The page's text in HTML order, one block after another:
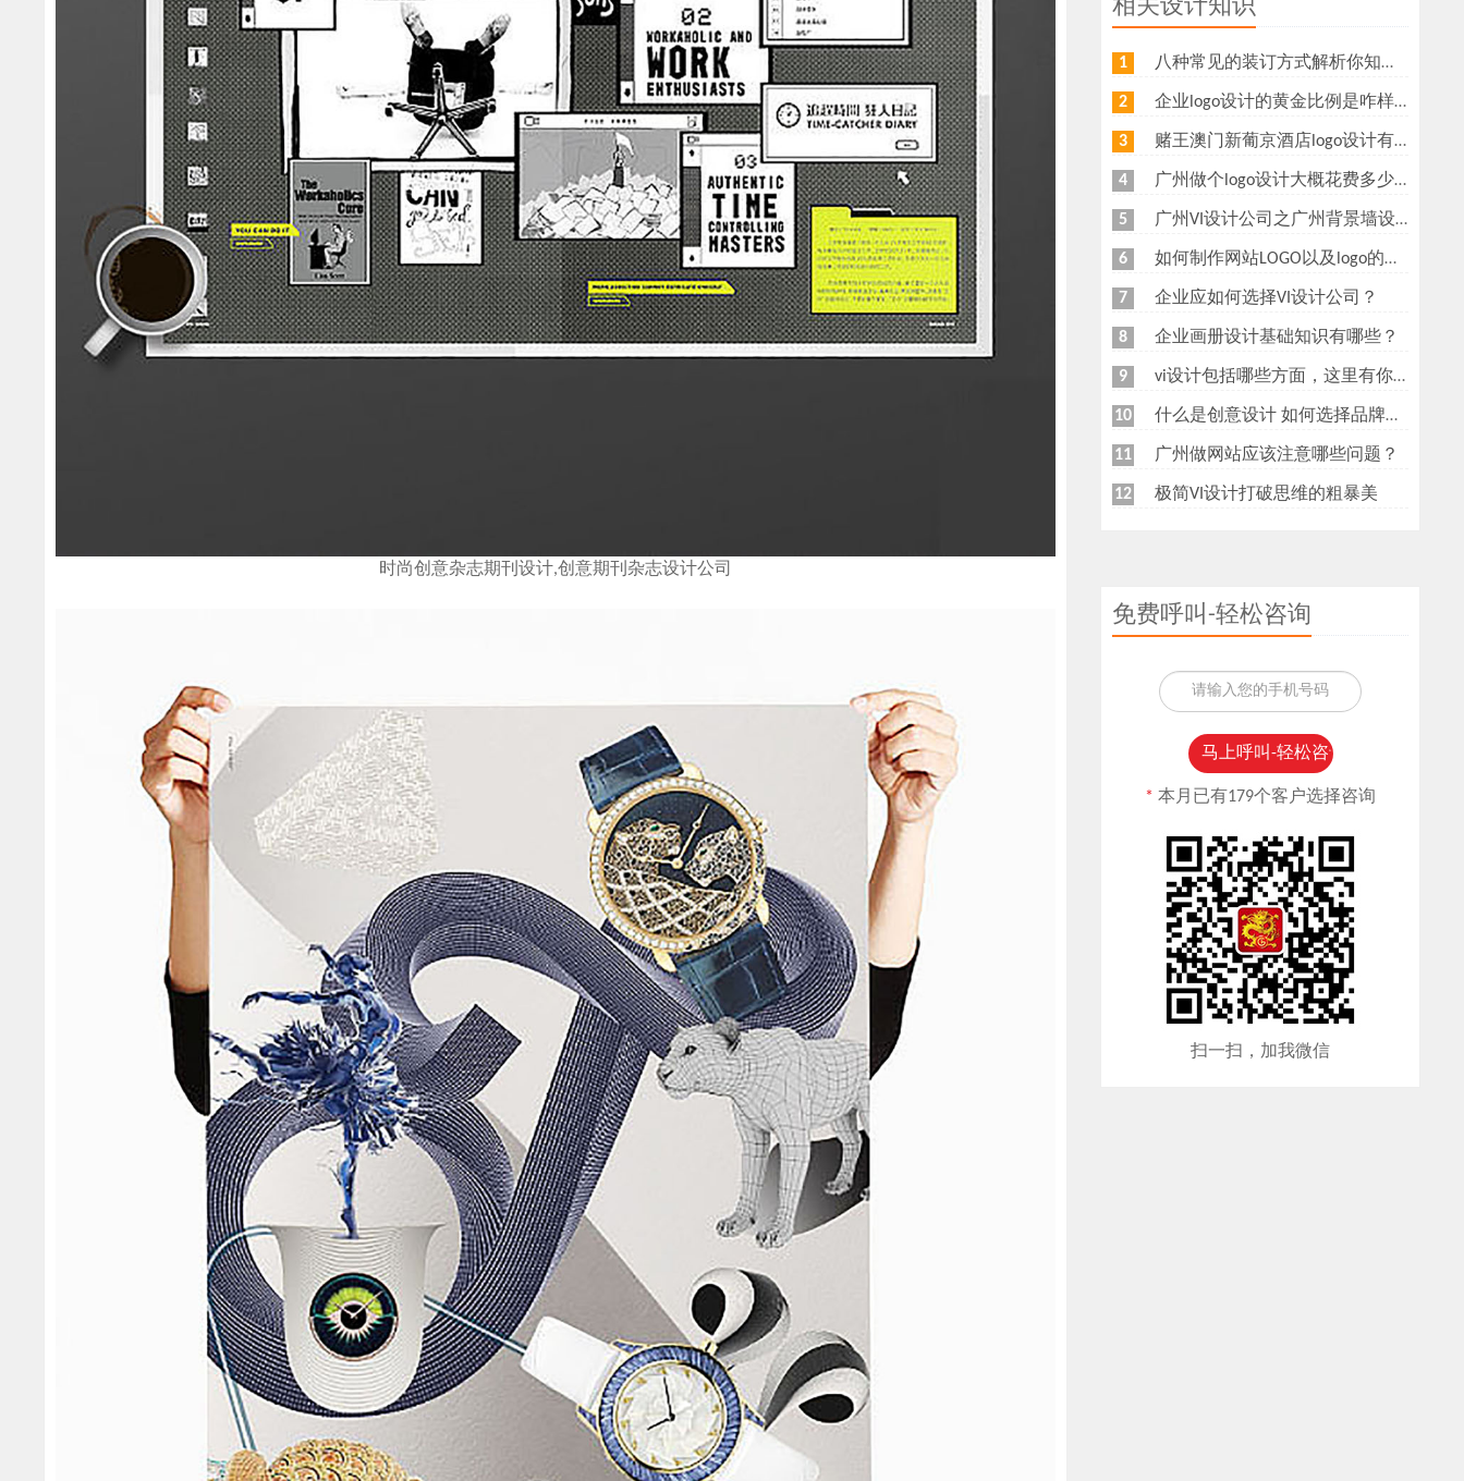
时尚创意杂志期刊设计,创意期刊杂志设计公司
相关设计知识
1 八种常见的装订方式解析你知道几种？画册装订方式指南
2 企业logo设计的黄金比例是咋样？
3 赌王澳门新葡京酒店logo设计有什么意义？为什么新葡京酒店logo要做金色主调？
4 广州做个logo设计大概花费多少钱
5 广州VI设计公司之广州背景墙设计多少钱？广州形象墙制作公司怎么收费？
6 如何制作网站LOGO以及logo的重要性
7 企业应如何选择VI设计公司？
8 企业画册设计基础知识有哪些？
9 vi设计包括哪些方面，这里有你想知道的
10 什么是创意设计 如何选择品牌创意设计公司
11 广州做网站应该注意哪些问题？
12 极简VI设计打破思维的粗暴美
免费呼叫-轻松咨询
*本月已有179个客户选择咨询
扫一扫，加我微信